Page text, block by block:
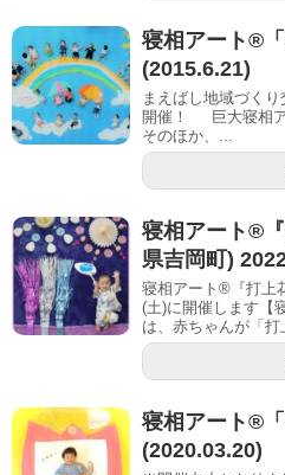
寝相アート®「
(2015.6.21)
まえばし地域づく
開催！ 巨大寝相
そのほか、...
寝相アート®︎
県吉岡町)
寝相アート®『打上
(土)に開催します【
は、赤ちゃんが「
寝相アート®
(2020.03.20)